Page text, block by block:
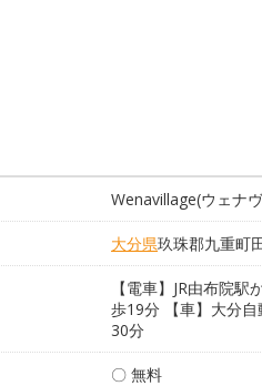
Wenavillage(ウェナ
大分県玖珠郡九重町
【電車】JR由布院
歩19分 【車】大分
30分
〇 無料